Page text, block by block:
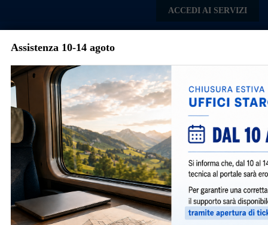
ACCEDI AI SERVIZI
Menu
Mediglia
Normativa Nazionale e
Regionale
In questa sezione è possibile consultare i
riferimenti normativi per i procedimenti
della Pubblica Amministrazione. Tutta la
Assistenza 10-14 agoto